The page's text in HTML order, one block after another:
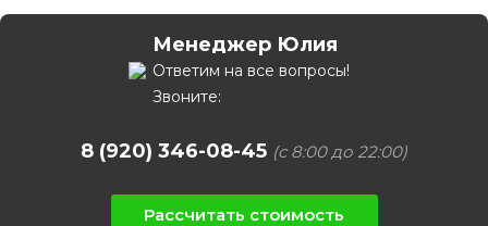
Менеджер Юлия
Ответим на все вопросы!
Звоните:
8 (920) 346-08-45 (с 8:00 до 22:00)
Рассчитать стоимость